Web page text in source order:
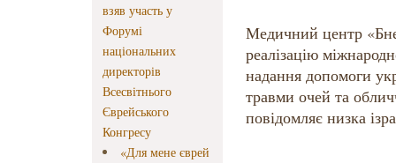
взяв участь у
Форумі
національних
директорів
Всесвітнього
Єврейського
Конгресу
«Для мене єврей
Медичний центр
реалізацію
надання допомоги
травми очей та
повідомляє низка